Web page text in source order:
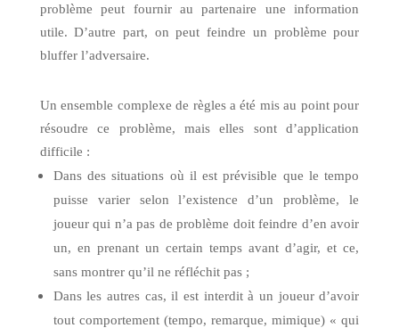
problème peut fournir au partenaire une information
utile. D’autre part, on peut feindre un problème pour
bluffer l’adversaire.
Un ensemble complexe de règles a été mis au point pour
résoudre ce problème, mais elles sont d’application
difficile :
Dans des situations où il est prévisible que le tempo
puisse varier selon l’existence d’un problème, le
joueur qui n’a pas de problème doit feindre d’en avoir
un, en prenant un certain temps avant d’agir, et ce,
sans montrer qu’il ne réfléchit pas ;
Dans les autres cas, il est interdit à un joueur d’avoir
tout comportement (tempo, remarque, mimique) « qui